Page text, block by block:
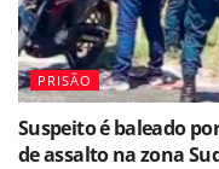
PRISÃO
Suspeito é baleado
de assalto na zona